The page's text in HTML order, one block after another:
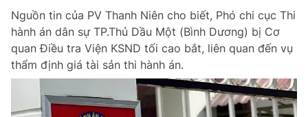
Nguồn tin của PV Thanh Niên cho biết, Phó chi cục Thi
hành án dân sự TP.Thủ Dầu Một (Bình Dương) bị Cơ
quan Điều tra Viện KSND tối cao bắt, liên quan đến vụ
thẩm định giá tài sản thi hành án.